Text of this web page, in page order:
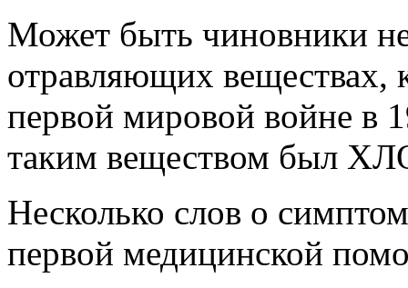
Может быть чиновники
отравляющих веществах,
первой мировой войне в
таким веществом был
Несколько слов о
первой медицинской